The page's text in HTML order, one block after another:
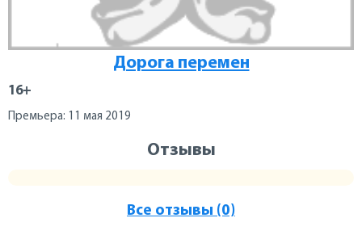
Дорога перемен
16+
Премьера: 11 мая 2019
Отзывы
Все отзывы (0)